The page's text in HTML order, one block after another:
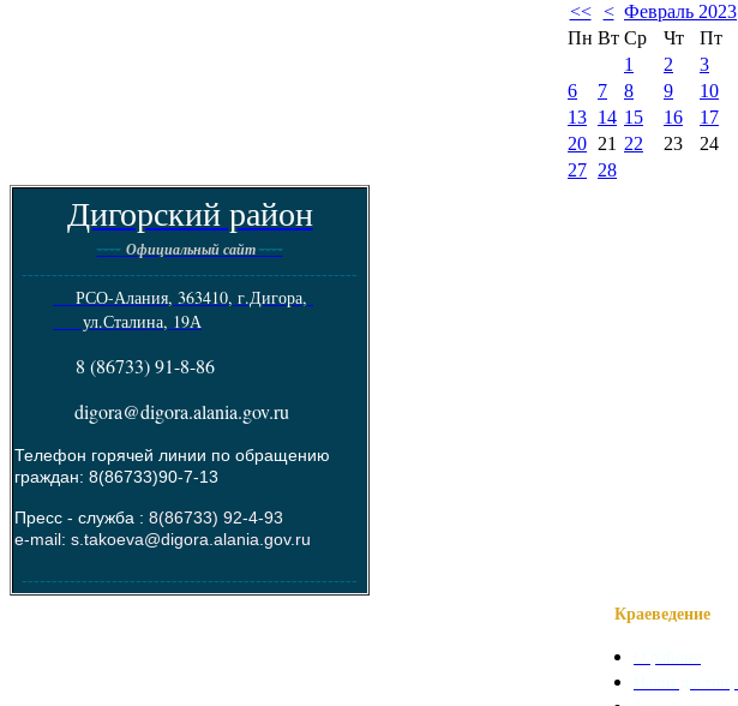
<< < Февраль 2023
Пн Вт Ср Чт Пт
1
2 3
6
7 8 9 10
13 14 15 16 17
20 21 22 23 24
27 28
Дигорский район
---- Официальный сайт----
--------------------------------------------------------
РСО-Алания, 363410, г.Дигора,
ул.Сталина, 19А
8 (86733) 91-8-86
digora@digora.alania.gov.ru
Телефон горячей линии по обращению
граждан: 8(86733)90-7-13
Пресс - служба : 8(86733) 92-4-93
e-mail: s.takoeva@digora.alania.gov.ru
--------------------------------------------------------
Краеведение